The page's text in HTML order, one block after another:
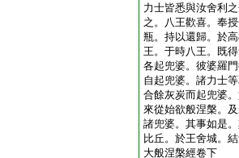
力士皆悉與汝舍利
之。八王歡喜。奉
瓶。持以還歸。於
王。于時八王。既
各起兜婆。彼婆羅
自起兜婆。諸力士
合餘灰炭而起兜婆
來從始欲般涅槃。
諸兜婆。其事如是
比丘。於王舍城。
大般涅槃經卷下